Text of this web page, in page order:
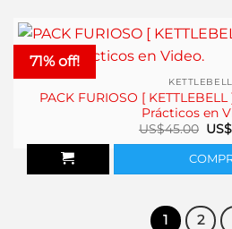
71% off!
KETTLEBELL
PACK FURIOSO [
Prácticos en
US$45.00 El
era:
US$
1 2